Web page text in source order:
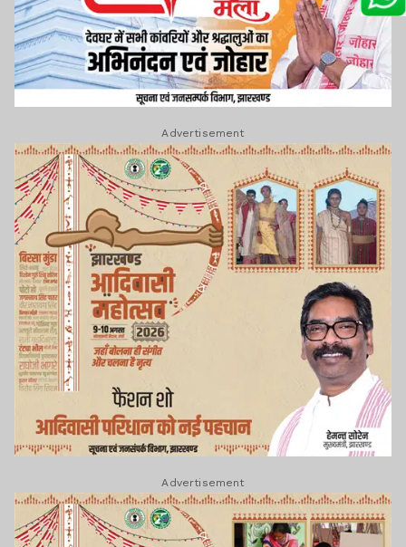
Advertisement
Advertisement